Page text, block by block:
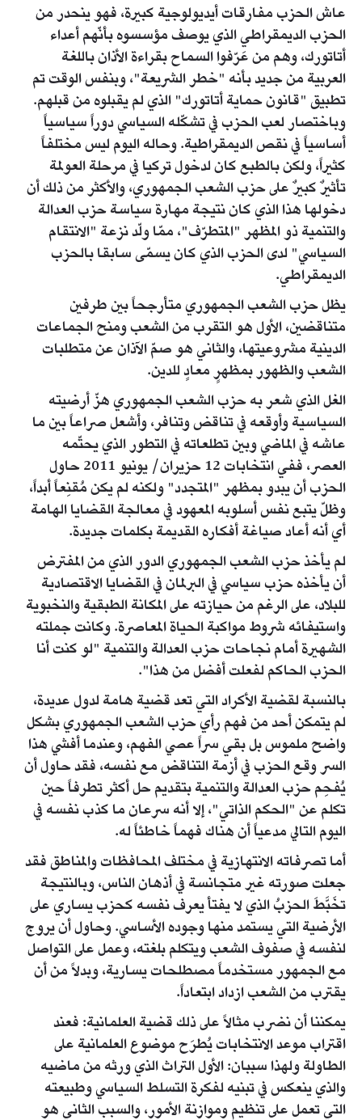
عاش الحزب مفارقات أيديولوجية كبيرة، فهو ينحدر من
الحزب الديمقراطي الذي يوصف مؤسسوه بأنّهم أعداء
أتاتورك، وهم من عَرّفوا السماح بقراءة الأذان باللغة
العربية من جديد بأنه "خطر الشريعة"، وبنفس الوقت تم
تطبيق "قانون حماية أتاتورك" الذي لم يقبلوه من قبلهم.
وباختصار لعب الحزب في تشكّله السياسي دوراً سياسياً
أساسياً في نقص الديمقراطية. وحاله اليوم ليس مختلفاً
كثيراً، ولكن بالطبع كان لدخول تركيا في مرحلة العولمة
تأثيرٌ كبيرٌ على حزب الشعب الجمهوري، والأكثر من ذلك أن
دخولها هذا الذي كان نتيجة مهارة سياسة حزب العدالة
والتنمية ذو المظهر "المتطرّف"، ممّا ولّد نزعة "الانتقام
السياسي" لدى الحزب الذي كان يسمّى سابقا بالحزب
الديمقراطي.
يظل حزب الشعب الجمهوري متأرجحاً بين طرفين
متناقضين، الأول هو التقرب من الشعب ومنح الجماعات
الدينية مشروعيتها، والثاني هو صمّ الآذان عن متطلبات
الشعب والظهور بمظهرٍ معادٍ للدين.
الغل الذي شعر به حزب الشعب الجمهوري هزّ أرضيته
السياسية وأوقعه في تناقض وتنافر، وأشعل صراعاً بين ما
عاشه في الماضي وبين تطلعاته في التطور الذي يحتّمه
العصر، ففي انتخابات 12 حزيران/ يونيو 2011 حاول
الحزب أن يبدو بمظهر "المتجدد" ولكنه لم يكن مُقنِعاً أبداً،
وظلّ يتبع نفس أسلوبه المعهود في معالجة القضايا الهامة
أي أنه أعاد صياغة أفكاره القديمة بكلمات جديدة.
لم يأخذ حزب الشعب الجمهوري الدور الذي من المفترض
أن يأخذه حزب سياسي في البرلمان في القضايا الاقتصادية
للبلاد، على الرغم من حيازته على المكانة الطبقية والنخبوية
واستيفائه شروط مواكبة الحياة المعاصرة. وكانت جملته
الشهيرة أمام نجاحات حزب العدالة والتنمية "لو كنت أنا
الحزب الحاكم لفعلت أفضل من هذا".
بالنسبة لقضية الأكراد التي تعد قضية هامة لدول عديدة،
لم يتمكن أحد من فهم رأي حزب الشعب الجمهوري بشكل
واضح ملموس بل بقي سراً عصي الفهم، وعندما أفشي هذا
السر وقع الحزب في أزمة التناقض مع نفسه، فقد حاول أن
يُفحِم حزب العدالة والتنمية بتقديم حل أكثر تطرفاً حين
تكلم عن "الحكم الذاتي"، إلا أنه سرعان ما كذب نفسه في
اليوم التالي مدعياً أن هناك فهماً خاطئاً له.
أما تصرفاته الانتهازية في مختلف المحافظات والمناطق فقد
جعلت صورته غير متجانسة في أذهان الناس، وبالنتيجة
تخَبَّطَ الحزبُ الذي لا يفتأ يعرف نفسه كحزب يساري على
الأرضية التي يستمد منها وجوده الأساسي. وحاول أن يروج
لنفسه في صفوف الشعب ويتكلم بلغته، وعمل على التواصل
مع الجمهور مستخدماً مصطلحات يسارية، وبدلاً من أن
يقترب من الشعب ازداد ابتعاداً.
يمكننا أن نضرب مثالاً على ذلك قضية العلمانية: فعند
اقتراب موعد الانتخابات يُطرَح موضوع العلمانية على
الطاولة ولهذا سببان: الأول التراث الذي ورثه من ماضيه
والذي ينعكس في تبنيه لفكرة التسلط السياسي وطبيعته
التي تعمل على تنظيم وموازنة الأمور، والسبب الثاني هو